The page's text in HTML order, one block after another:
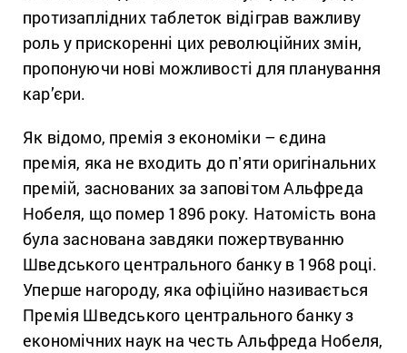
протизаплідних таблеток відіграв важливу
роль у прискоренні цих революційних змін,
пропонуючи нові можливості для планування
кар’єри.
Як відомо, премія з економіки – єдина
премія, яка не входить до пʼяти оригінальних
премій, заснованих за заповітом Альфреда
Нобеля, що помер 1896 року. Натомість вона
була заснована завдяки пожертвуванню
Шведського центрального банку в 1968 році.
Уперше нагороду, яка офіційно називається
Премія Шведського центрального банку з
економічних наук на честь Альфреда Нобеля,